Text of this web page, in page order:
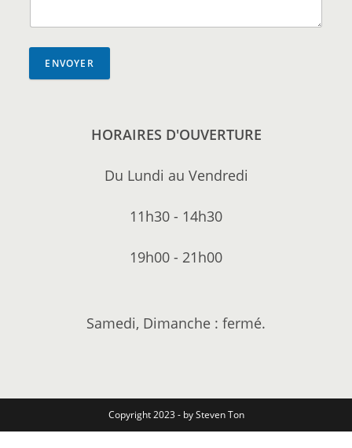
ENVOYER
HORAIRES D'OUVERTURE
Du Lundi au Vendredi
11h30 - 14h30
19h00 - 21h00
Samedi, Dimanche : fermé.
Copyright 2023 - by Steven Ton